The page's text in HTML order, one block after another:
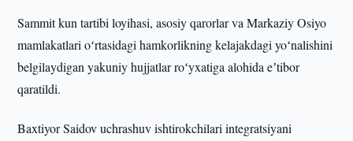
Sammit kun tartibi loyihasi, asosiy qarorlar va Markaziy Osiyo
mamlakatlari oʻrtasidagi hamkorlikning kelajakdagi yoʻnalishini
belgilaydigan yakuniy hujjatlar roʻyxatiga alohida eʼtibor
qaratildi.
Baxtiyor Saidov uchrashuv ishtirokchilari integratsiyani